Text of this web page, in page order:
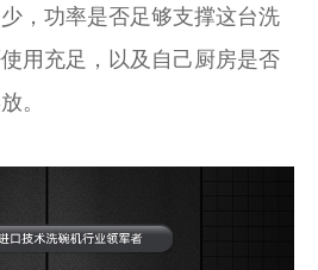
，功率是否足够支撑这台洗
用充足，以及自己厨房是否
。